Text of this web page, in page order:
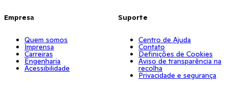
Empresa
Quem somos
Imprensa
Carreiras
Engenharia
Acessibilidade
Suporte
Centro de Ajuda
Contato
Definições de Cookies
Aviso de transparência na
recolha
Privacidade e segurança